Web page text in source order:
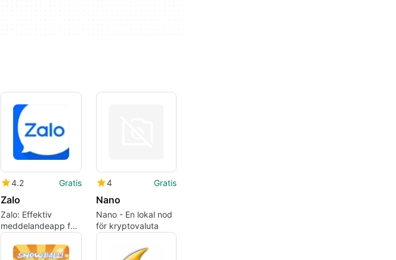
4.2 Gratis
Zalo
Zalo: Effektiv
meddelandeapp för
Mac
4 Gratis
Nano
Nano - En lokal nod
för kryptovaluta